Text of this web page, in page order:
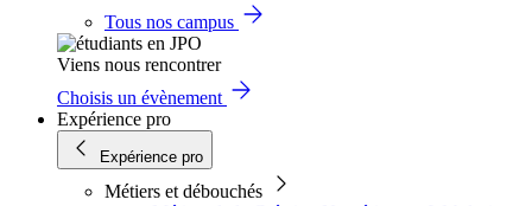
Tous nos campus
Viens nous rencontrer
Choisis un évènement
Expérience pro
Expérience pro
Métiers et débouchés